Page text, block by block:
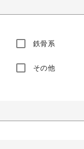
鉄骨系
その他